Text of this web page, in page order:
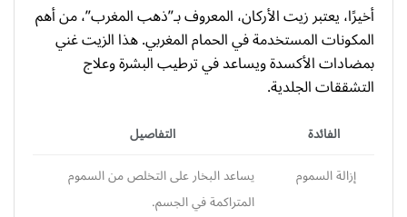
أخيرًا، يعتبر زيت الأركان، المعروف بـ”ذهب المغرب”، من أهم
المكونات المستخدمة في الحمام المغربي. هذا الزيت غني
بمضادات الأكسدة ويساعد في ترطيب البشرة وعلاج
التشققات الجلدية.
الفائدة
التفاصيل
إزالة السموم
يساعد البخار على التخلص من السموم
المتراكمة في الجسم.